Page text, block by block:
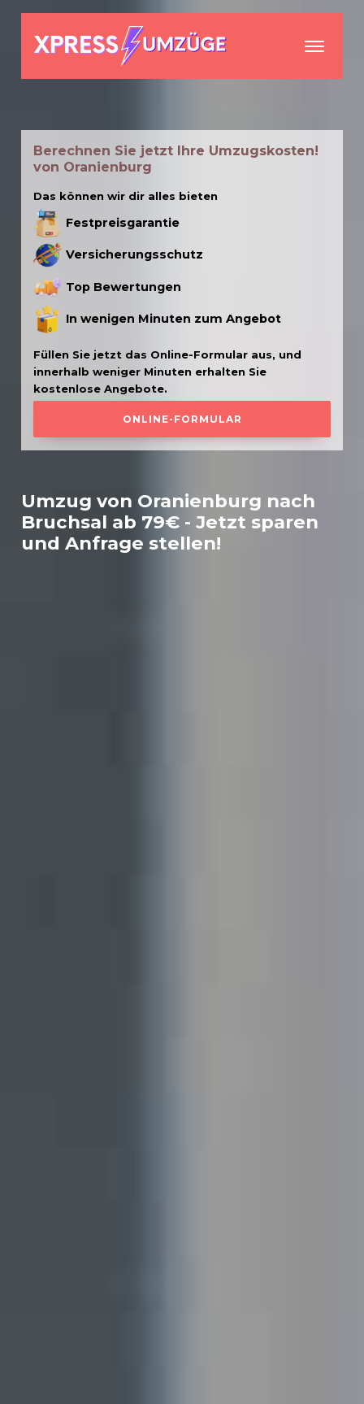
Umzug von Oranienburg nach
Bruchsal ab 79€ - Jetzt sparen
und Anfrage stellen!
Berechnen Sie jetzt Ihre Umzugskosten!
von Oranienburg
Das können wir dir alles bieten
Festpreisgarantie
Versicherungsschutz
Top Bewertungen
In wenigen Minuten zum Angebot
Füllen Sie jetzt das Online-Formular aus, und
innerhalb weniger Minuten erhalten Sie
kostenlose Angebote.
ONLINE-FORMULAR